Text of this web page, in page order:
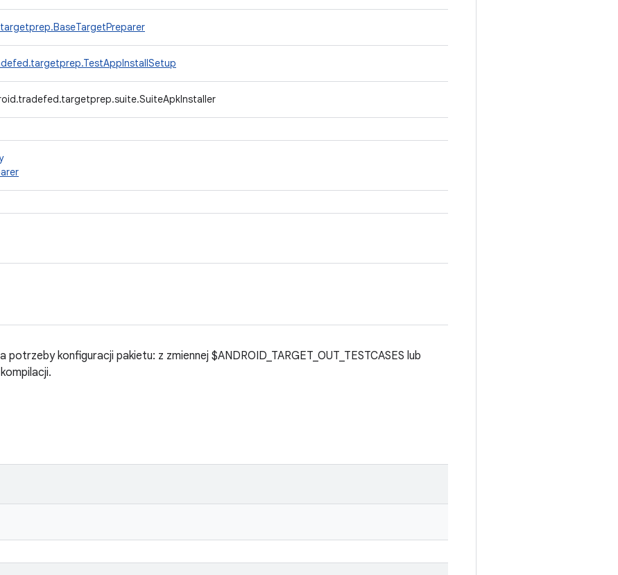
potrzeby konfiguracji pakietu: z zmiennej $ANDROID_TARGET_OUT_TESTCASES lub